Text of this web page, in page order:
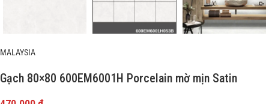
MALAYSIA
Gạch 80×80 600EM6001H Porcelain mờ mịn Satin